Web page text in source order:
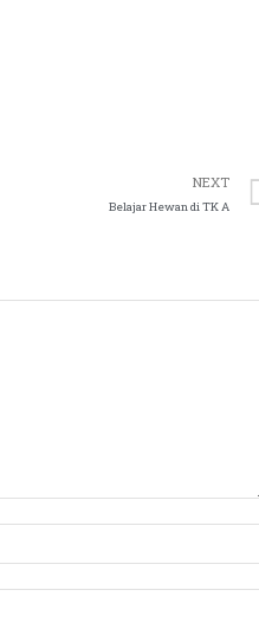
NEXT
Belajar Hewan di TK A